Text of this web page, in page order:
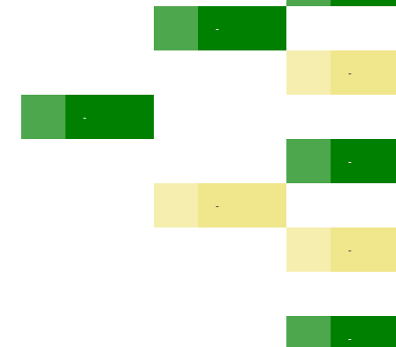
-
-
-
-
-
-
-